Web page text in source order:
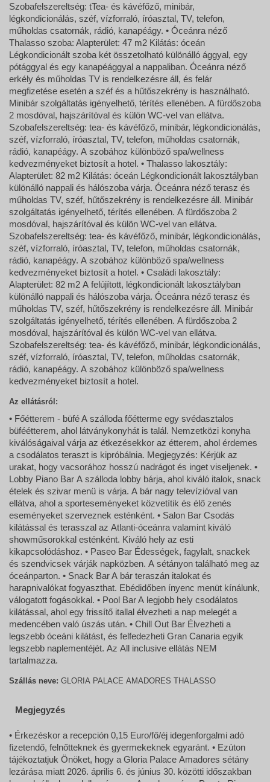
Szobafelszereltség: tTea- és kávéfőző, minibár,
légkondicionálás, széf, vízforraló, íróasztal, TV, telefon,
műholdas csatornák, rádió, kanapéágy. • Óceánra néző
Thalasso szoba: Alapterület: 47 m2 Kilátás: óceán
Légkondicionált szoba két összetolható különálló ággyal, egy
pótággyal és egy kanapéággyal a nappaliban. Óceánra néző
erkély és műholdas TV is rendelkezésre áll, és felár
megfizetése esetén a széf és a hűtőszekrény is használható.
Minibár szolgáltatás igényelhető, térítés ellenében. A fürdőszoba
2 mosdóval, hajszárítóval és külön WC-vel van ellátva.
Szobafelszereltség: ​tea- és kávéfőző, minibár, légkondicionálás,
széf, vízforraló, íróasztal, TV, telefon, műholdas csatornák,
rádió, kanapéágy. A szobához különböző spa/wellness
kedvezményeket biztosít a hotel. • Thalasso lakosztály:
Alapterület: 82 m2 Kilátás: óceán Légkondicionált lakosztályban
különálló nappali és hálószoba várja. Óceánra néző terasz és
műholdas TV, széf, hűtőszekrény is rendelkezésre áll. Minibár
szolgáltatás igényelhető, térítés ellenében. A fürdőszoba 2
mosdóval, hajszárítóval és külön WC-vel van ellátva.
Szobafelszereltség: ​tea- és kávéfőző, minibár, légkondicionálás,
széf, vízforraló, íróasztal, TV, telefon, műholdas csatornák,
rádió, kanapéágy. A szobához különböző spa/wellness
kedvezményeket biztosít a hotel. • Családi lakosztály:
Alapterület: 82 m2 A felújított, légkondicionált lakosztályban
különálló nappali és hálószoba várja. Óceánra néző terasz és
műholdas TV, széf, hűtőszekrény is rendelkezésre áll. Minibár
szolgáltatás igényelhető, térítés ellenében. A fürdőszoba 2
mosdóval, hajszárítóval és külön WC-vel van ellátva.
Szobafelszereltség: tea- és kávéfőző, minibár, légkondicionálás,
széf, vízforraló, íróasztal, TV, telefon, műholdas csatornák,
rádió, kanapéágy. A szobához különböző spa/wellness
kedvezményeket biztosít a hotel.
Az ellátásról:
• Főétterem - büfé A szálloda főétterme egy svédasztalos
büféétterem, ahol látványkonyhát is talál. Nemzetközi konyha
kiválóságaival várja az étkezésekkor az étterem, ahol érdemes
a csodálatos teraszt is kipróbálnia. Megjegyzés: Kérjük az
urakat, hogy vacsorához hosszú nadrágot és inget viseljenek. •
Lobby Piano Bar A szálloda lobby bárja, ahol kiváló italok, snack
ételek és szivar menü is várja. A bár nagy televízióval van
ellátva, ahol a sporteseményeket közvetítik és élő zenés
eseményeket szerveznek esténként. • Salon Bar Csodás
kilátással és terasszal az Atlanti-óceánra valamint kiváló
showműsorokkal esténként. Kiváló hely az esti
kikapcsolódáshoz. • Paseo Bar Édességek, fagylalt, snackek
és szendvicsek várják napközben. A sétányon található meg az
óceánparton. • Snack Bar A bár teraszán italokat és
harapnivalókat fogyaszthat. Ebédidőben ínyenc menüt kínálunk,
válogatott fogásokkal. • Pool Bar A legjobb hely csodálatos
kilátással, ahol egy frissítő itallal élvezheti a nap melegét a
medencében való úszás után. • Chill Out Bar Élvezheti a
legszebb óceáni kilátást, és felfedezheti Gran Canaria egyik
legszebb naplementéjét. Az All inclusive ellátás NEM
tartalmazza.
Szállás neve: GLORIA PALACE AMADORES THALASSO
Megjegyzés
• Érkezéskor a recepción 0,15 Euro/fő/éj idegenforgalmi adó
fizetendő, felnőtteknek és gyermekeknek egyaránt. • Ezúton
tájékoztatjuk Önöket, hogy a Gloria Palace Amadores sétány
lezárása miatt 2026. április 6. és június 30. közötti időszakban